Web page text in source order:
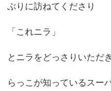
ぶりに訪ねてくださり
「これニラ」
とニラをどっさりいただ
らっこが知っているスー